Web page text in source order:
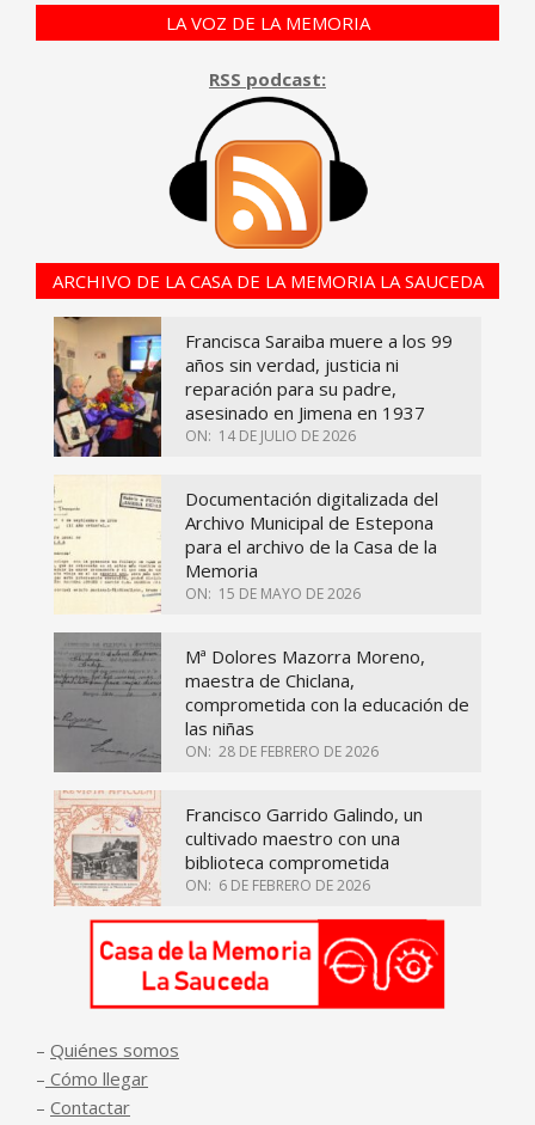
LA VOZ DE LA MEMORIA
RSS podcast:
ARCHIVO DE LA CASA DE LA MEMORIA LA SAUCEDA
Francisca Saraiba muere a los 99
años sin verdad, justicia ni
reparación para su padre,
asesinado en Jimena en 1937
ON: 14 DE JULIO DE 2026
Documentación digitalizada del
Archivo Municipal de Estepona
para el archivo de la Casa de la
Memoria
ON: 15 DE MAYO DE 2026
Mª Dolores Mazorra Moreno,
maestra de Chiclana,
comprometida con la educación de
las niñas
ON: 28 DE FEBRERO DE 2026
Francisco Garrido Galindo, un
cultivado maestro con una
biblioteca comprometida
ON: 6 DE FEBRERO DE 2026
– Quiénes somos
– Cómo llegar
– Contactar